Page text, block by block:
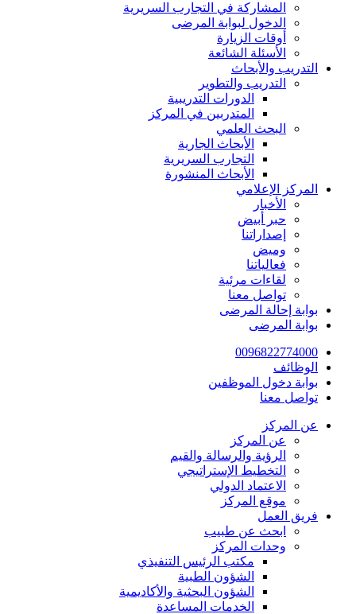
المشاركة في التجارب السريرية
الدخول لبوابة المرضى
أوقات الزيارة
الأسئلة الشائعة
التدريب والأبحاث
التدريب والتطوير
الدورات التدريبية
المتدربين في المركز
البحث العلمي
الأبحاث الجارية
التجارب السريرية
الأبحاث المنشورة
المركز الإعلامي
الأخبار
حبر أبيض
إصداراتنا
وميض
فعالياتنا
لقاءات مرئية
تواصل معنا
بوابة إحالة المرضى
بوابة المرضى
0096822774000
الوظائف
بوابة دخول الموظفين
تواصل معنا
عن المركز
عن المركز
الرؤية والرسالة والقيم
التخطيط الإستراتيجي
الاعتماد الدولي
موقع المركز
فريق العمل
ابحث عن طبيب
وحدات المركز
مكتب الرئيس التنفيذي
الشؤون الطبية
الشؤون البحثية والأكاديمية
الخدمات المساعدة